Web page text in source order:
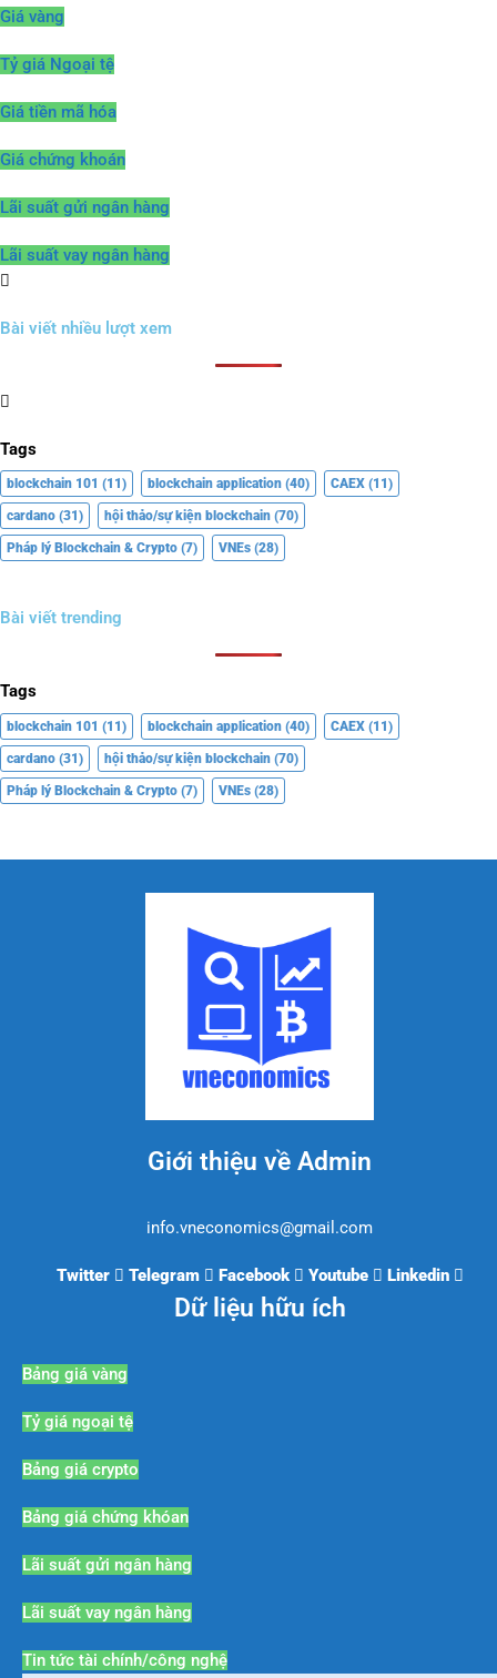
Giá vàng
Tỷ giá Ngoại tệ
Giá tiền mã hóa
Giá chứng khoán
Lãi suất gửi ngân hàng
Lãi suất vay ngân hàng
Bài viết nhiều lượt xem
Tags
blockchain 101 (11) blockchain application (40) CAEX (11)
cardano (31) hội thảo/sự kiện blockchain (70)
Pháp lý Blockchain & Crypto (7) VNEs (28)
Bài viết trending
Tags
blockchain 101 (11) blockchain application (40) CAEX (11)
cardano (31) hội thảo/sự kiện blockchain (70)
Pháp lý Blockchain & Crypto (7) VNEs (28)
Giới thiệu về Admin
info.vneconomics@gmail.com
Twitter Telegram Facebook Youtube Linkedin
Dữ liệu hữu ích
Bảng giá vàng
Tỷ giá ngoại tệ
Bảng giá crypto
Bảng giá chứng khóan
Lãi suất gửi ngân hàng
Lãi suất vay ngân hàng
Tin tức tài chính/công nghệ